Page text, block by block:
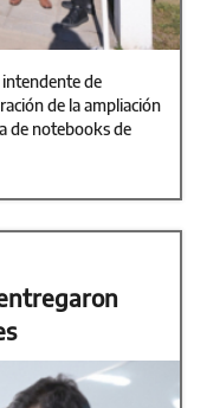
de
de la ampliación
de notebooks de